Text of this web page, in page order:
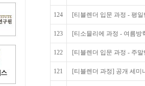
124 [티블렌더 입문 과정 - 평
123 [티소믈리에 과정 - 여름방
122 [티블렌더 입문 과정 - 주
121 [티블렌더 과정] 공개 세미